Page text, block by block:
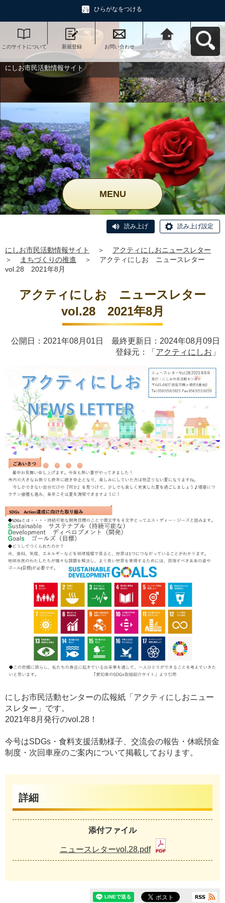
ひらがなをつける
このサイトについて 新規登録 お問い合わせ
にしお市民活動情報
サイトへ戻る
にしお市民活動情報サイト
MENU
読み上げ 読み上げ設定
にしお市民活動情報サイト ＞
アクティにしおニュースレター
＞
まちづくりの推進 ＞
アクティにしお ニュースレター
vol.28 2021年8月
アクティにしお ニュースレター
vol.28 2021年8月
公開日：2021年08月01日 最終更新日：2024年08月09日
登録元：「 アクティにしお 」
にしお市民活動センターの広報紙「アクティにしおニュー
スレター」です。
2021年8月発行のvol.28！
今号はSDGs・食料支援活動様子、交流会の報告・休眠預金
制度・次回車座のご案内について掲載しております。
詳細
添付ファイル
ニュースレターvol.28.pdf